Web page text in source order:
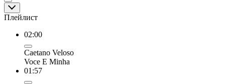
Плейлист
02:00
Caetano Veloso
Voce E Minha
01:57